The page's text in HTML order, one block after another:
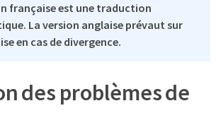
française est une traduction
La version anglaise prévaut sur
en cas de divergence.
des problèmes de